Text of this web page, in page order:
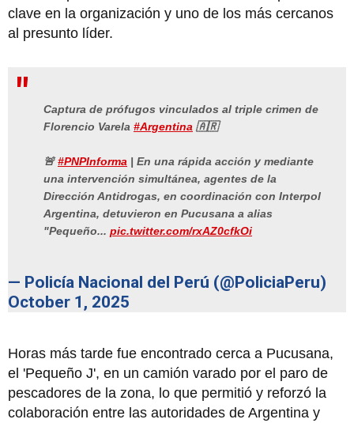
clave en la organización y uno de los más cercanos
al presunto líder.
Captura de prófugos vinculados al triple crimen de
Florencio Varela #Argentina 🇦🇷
🚨#PNPInforma | En una rápida acción y mediante
una intervención simultánea, agentes de la
Dirección Antidrogas, en coordinación con Interpol
Argentina, detuvieron en Pucusana a alias
"Pequeño... pic.twitter.com/rxAZ0cfkOi
— Policía Nacional del Perú (@PoliciaPeru)
October 1, 2025
Horas más tarde fue encontrado cerca a Pucusana,
el 'Pequeño J', en un camión varado por el paro de
pescadores de la zona, lo que permitió y reforzó la
colaboración entre las autoridades de Argentina y